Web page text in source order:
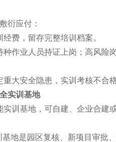
衍应付：
费，留存完整培训档案。
作业人员持证上岗；高风险
大安全隐患，实训考核不合
实训基地
训基地，可自建、企业合建
地是园区复核、新项目审批